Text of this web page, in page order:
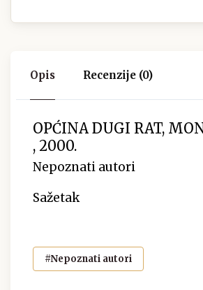
Opis Recenzije (0)
OPĆINA DUGI RAT,
, 2000.
Nepoznati autori
Sažetak
#Nepoznati autori